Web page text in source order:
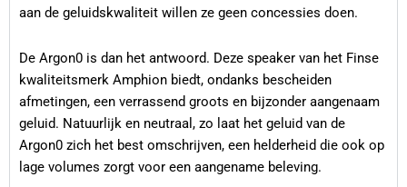
aan de geluidskwaliteit willen ze geen concessies doen.
De Argon0 is dan het antwoord. Deze speaker van het Finse
kwaliteitsmerk Amphion biedt, ondanks bescheiden
afmetingen, een verrassend groots en bijzonder aangenaam
geluid. Natuurlijk en neutraal, zo laat het geluid van de
Argon0 zich het best omschrijven, een helderheid die ook op
lage volumes zorgt voor een aangename beleving.